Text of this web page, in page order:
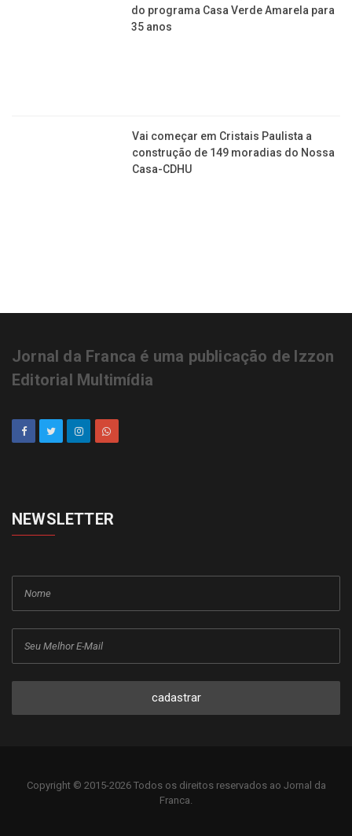
do programa Casa Verde Amarela para
35 anos
Vai começar em Cristais Paulista a
construção de 149 moradias do Nossa
Casa-CDHU
Jornal da Franca é uma publicação de Izzon
Editorial Multimídia
NEWSLETTER
cadastrar
Copyright © 2015-2026 Todos os direitos reservados ao Jornal da
Franca.